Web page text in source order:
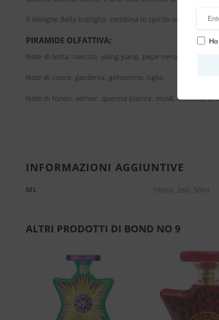
Il designe della bottiglia, combina lo spirito urbano di
PIRAMIDE OLFATTIVA:
Note di testa: narciso, ylang ylang, pepe nero
Note di cuore: gardenia, gelsomino, tiglio
Note di fondo: vetiver, quercia bianca, musk, muschio di
INFORMAZIONI AGGIUNTIVE
ML 100ml, 2ml, 50ml
ALTRI PRODOTTI DI BOND NO 9
alla lista
desideri